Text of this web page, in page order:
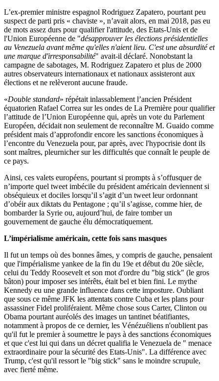
L’ex-premier ministre espagnol Rodriguez Zapatero, pourtant peu
suspect de parti pris « chaviste », n’avait alors, en mai 2018, pas eu
de mots assez durs pour qualifier l'attitude, des Etats-Unis et de
l'Union Européenne de "désapprouver les élections présidentielles
au Venezuela avant même qu'elles n'aient lieu. C'est une absurdité et
une marque d'irresponsabilité" avait-il déclaré. Nonobstant la
campagne de sabotages, M. Rodriguez Zapatero et plus de 2000
autres observateurs internationaux et nationaux assisteront aux
élections et ne relèveront aucune fraude.
«Double standard» répétait inlassablement l’ancien Président
équatorien Rafael Correa sur les ondes de La Première pour qualifier
l’attitude de l’Union Européenne qui, après un vote du Parlement
Européen, décidait non seulement de reconnaître M. Guaido comme
président mais d’approfondir encore les sanctions économiques à
l’encontre du Venezuela pour, par après, avec l'hypocrisie dont ils
sont maîtres, pleurnicher sur les difficultés que connaît le peuple de
ce pays.
Ainsi, ces valets européens, pourtant si prompts à s’offusquer de
n’importe quel tweet imbécile du président américain deviennent si
obséquieux et dociles lorsqu’il s’agit d’un tweet leur ordonnant
d’obéir aux diktats du Pentagone ; qu’il s’agisse, comme hier, de
bombarder la Syrie ou, aujourd’hui, de faire tomber un
gouvernement de gauche élu démocratiquement.
L’impérialisme américain, cette fois sans masques
Il fut un temps où des bonnes âmes, y compris de gauche, pensaient
que l'impérialisme yankee de la fin du 19e et début du 20e siècle,
celui du Teddy Roosevelt et son mot d'ordre du "big stick" (le gros
bâton) pour imposer ses intérêts, était bel et bien fini. Le mythe
Kennedy eu une grande influence dans cette imposture. Oubliant
que sous ce même JFK les attentats contre Cuba et les plans pour
assassiner Fidel proliféraient. Même chose sous Carter, Clinton ou
Obama pourtant auréolés des images un tantinet béatifiantes,
notamment à propos de ce dernier, les Vénézuéliens n'oublient pas
qu'il fut le premier à soumettre le pays à des sanctions économiques
et que c'est lui qui dans un décret qualifia le Venezuela de " menace
extraordinaire pour la sécurité des Etats-Unis". La différence avec
Trump, c'est qu'il ressort le "big stick" sans le moindre scrupule,
avec fierté même.